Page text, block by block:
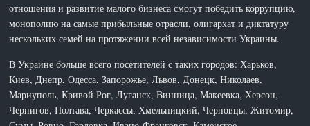
отношения и развитие малого бизнеса смогут победить коррупцию,
монополию на самые прибыльные отрасли, олигархат и диктатуру
нескольких семей на протяжении всей независимости Украины.
В Украине больше всего посетителей с таких городов: Харьков,
Киев, Днепр, Одесса, Запорожье, Львов, Донецк, Николаев,
Мариуполь, Кривой Рог, Луганск, Винница, Макеевка, Херсон,
Чернигов, Полтава, Черкассы, Хмельницкий, Черновцы, Житомир,